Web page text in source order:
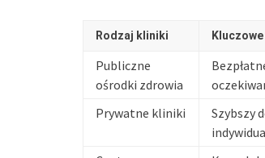
Rodzaj kliniki
Publiczne
ośrodki zdrowia
Prywatne kliniki
Szybszy